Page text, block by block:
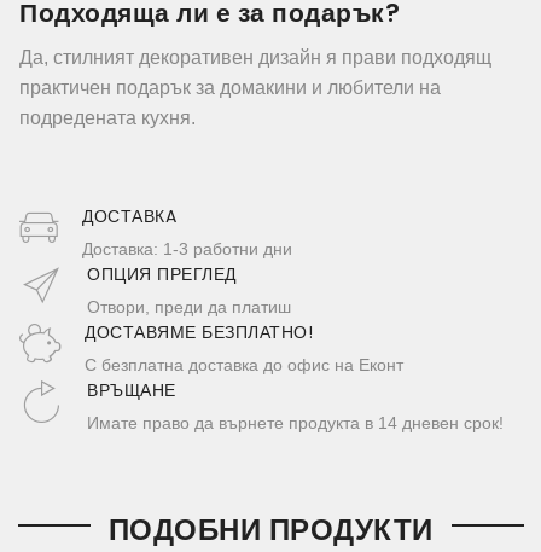
Подходяща ли е за подарък?
Да, стилният декоративен дизайн я прави подходящ
практичен подарък за домакини и любители на
подредената кухня.
ДОСТАВКA
Доставка: 1-3 работни дни
ОПЦИЯ ПРЕГЛЕД
Отвори, преди да платиш
ДОСТАВЯМЕ БЕЗПЛАТНО!
С безплатна доставка до офис на Еконт
ВРЪЩАНЕ
Имате право да върнете продукта в 14 дневен срок!
ПОДОБНИ ПРОДУКТИ